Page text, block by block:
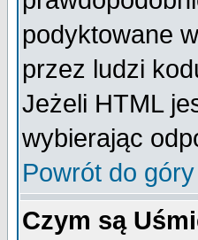
podyktowane
przez ludzi
Jeżeli HTML
wybierając
Powrót do góry
Czym są